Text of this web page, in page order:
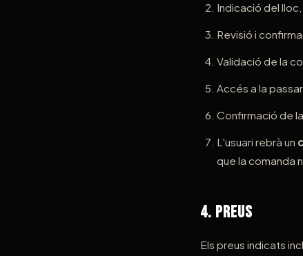
Indicació del
Revisió i
Validació de la
Accés a la
Confirmació de
L'usuari rebrà un
que la comanda
4. Preus
Els preus indicats